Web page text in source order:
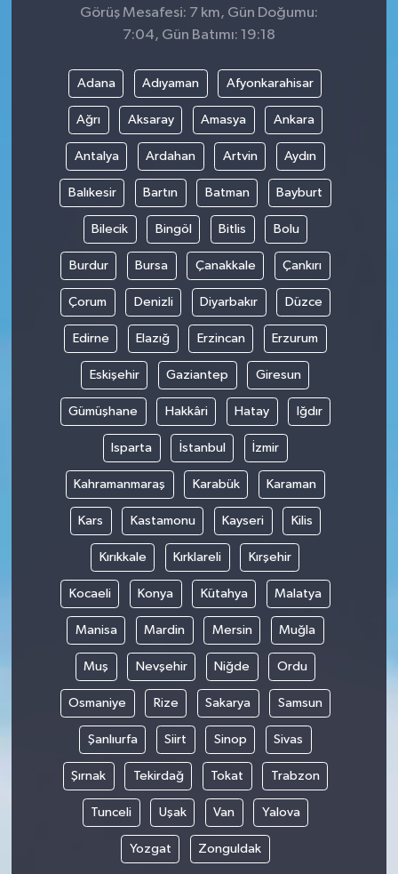
Görüş Mesafesi: 7 km, Gün Doğumu:
7:04, Gün Batımı: 19:18
Adana Adıyaman Afyonkarahisar
Ağrı Aksaray Amasya Ankara
Antalya Ardahan Artvin Aydın
Balıkesir Bartın Batman Bayburt
Bilecik Bingöl Bitlis Bolu
Burdur Bursa Çanakkale Çankırı
Çorum Denizli Diyarbakır Düzce
Edirne Elazığ Erzincan Erzurum
Eskişehir Gaziantep Giresun
Gümüşhane Hakkâri Hatay Iğdır
Isparta İstanbul İzmir
Kahramanmaraş Karabük Karaman
Kars Kastamonu Kayseri Kilis
Kırıkkale Kırklareli Kırşehir
Kocaeli Konya Kütahya Malatya
Manisa Mardin Mersin Muğla
Muş Nevşehir Niğde Ordu
Osmaniye Rize Sakarya Samsun
Şanlıurfa Siirt Sinop Sivas
Şırnak Tekirdağ Tokat Trabzon
Tunceli Uşak Van Yalova
Yozgat Zonguldak